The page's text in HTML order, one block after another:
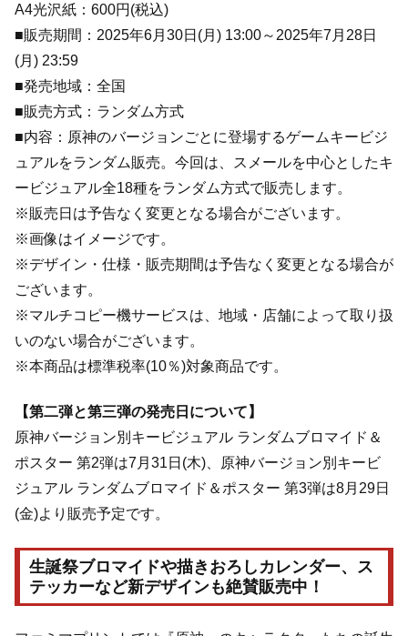
A4光沢紙：600円(税込)
■販売期間：2025年6月30日(月) 13:00～2025年7月28日
(月) 23:59
■発売地域：全国
■販売方式：ランダム方式
■内容：原神のバージョンごとに登場するゲームキービジ
ュアルをランダム販売。今回は、スメールを中心としたキ
ービジュアル全18種をランダム方式で販売します。
※販売日は予告なく変更となる場合がございます。
※画像はイメージです。
※デザイン・仕様・販売期間は予告なく変更となる場合が
ございます。
※マルチコピー機サービスは、地域・店舗によって取り扱
いのない場合がございます。
※本商品は標準税率(10％)対象商品です。
【第二弾と第三弾の発売日について】
原神バージョン別キービジュアル ランダムブロマイド＆
ポスター 第2弾は7月31日(木)、原神バージョン別キービ
ジュアル ランダムブロマイド＆ポスター 第3弾は8月29日
(金)より販売予定です。
生誕祭ブロマイドや描きおろしカレンダー、ス
テッカーなど新デザインも絶賛販売中！